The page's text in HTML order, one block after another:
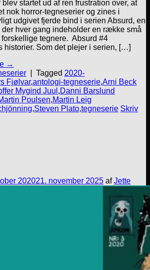
startet ud af ren frustration over, at
nok horror-tegneserier og zines i
udgivet fjerde bind i serien Absurd, en
hver gang indeholder en række små
tegnere. Absurd #4
historier. Som det plejer i serien, […]
→
Tagged 2020-
Fjølvar,antologi-tegneserie,Arni Beck
Mygind Juul ,Danni Barslund
Poulsen,Martin Leig
,Steven Plato,tegneserie Skriv
202021. november 2025 afJette